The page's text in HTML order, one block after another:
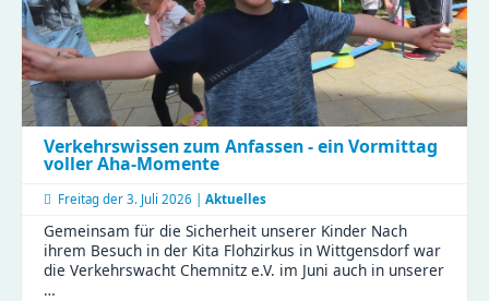
Verkehrswissen zum Anfassen - ein Vormittag
voller Aha-Momente
Freitag der 3. Juli 2026 | Aktuelles
Gemeinsam für die Sicherheit unserer Kinder Nach
ihrem Besuch in der Kita Flohzirkus in Wittgensdorf war
die Verkehrswacht Chemnitz e.V. im Juni auch in unserer
…